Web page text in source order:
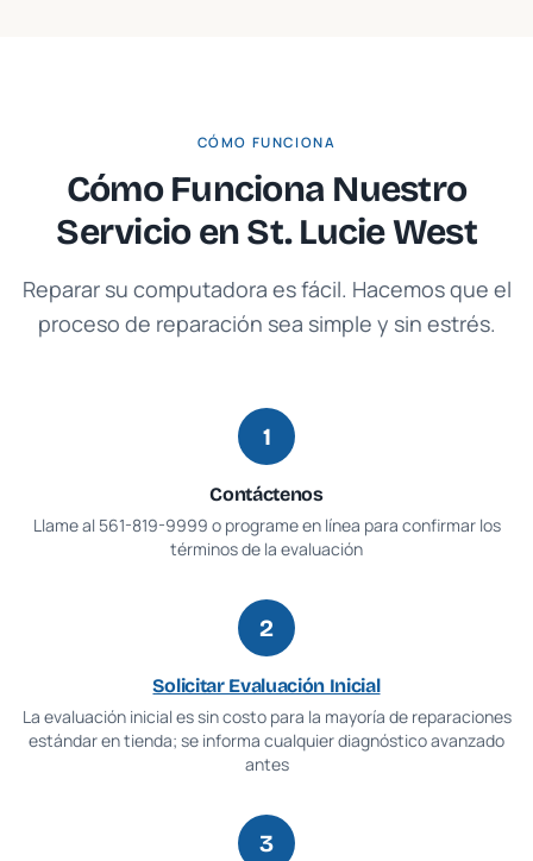
CÓMO FUNCIONA
Cómo Funciona Nuestro
Servicio enSt. Lucie West
Reparar su computadora es fácil. Hacemos que el
proceso de reparación sea simple y sin estrés.
1
Contáctenos
Llame al 561-819-9999 o programe en línea para confirmar los
términos de la evaluación
2
Solicitar Evaluación Inicial
La evaluación inicial es sin costo para la mayoría de reparaciones
estándar en tienda; se informa cualquier diagnóstico avanzado
antes
3